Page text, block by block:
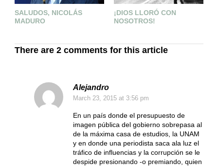
SALUDOS, NICOLÁS
MADURO
¡DIOS LLORÓ CON
NOSOTROS!
There are 2 comments for this article
Alejandro
March 23, 2015at 3:56 pm
En un país donde el presupuesto de
imagen pública del gobierno sobrepasa al
de la máxima casa de estudios, la UNAM
y en donde una periodista saca ala luz el
tráfico de influencias y la corrupción se le
despide presionando -o premiando, quien